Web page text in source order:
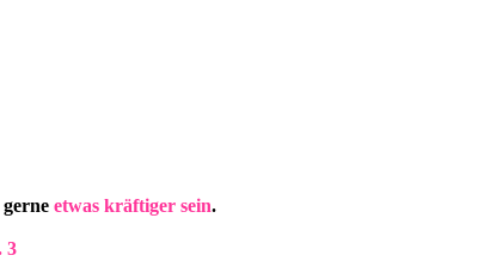
etwas kräftiger sein.
3